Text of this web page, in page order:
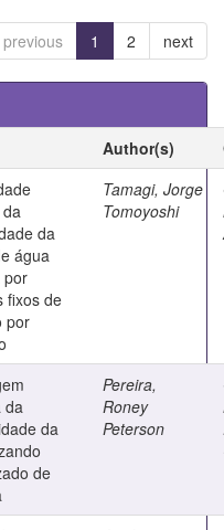
previous 1 2 next
Author(s)
da
água
por
fixos de
por
Tamagi, Jorge
Tomoyoshi
da
da
de
Pereira,
Roney
Peterson